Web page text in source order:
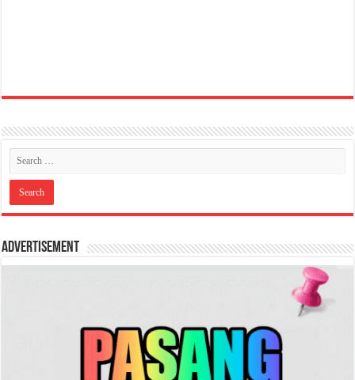
Advertisement